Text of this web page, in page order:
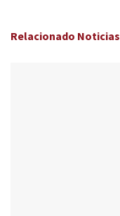
Relacionado Noticias